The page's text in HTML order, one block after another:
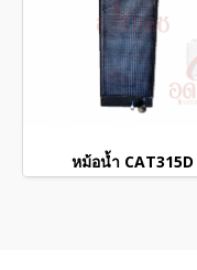
หม้อน้ำ CAT315D